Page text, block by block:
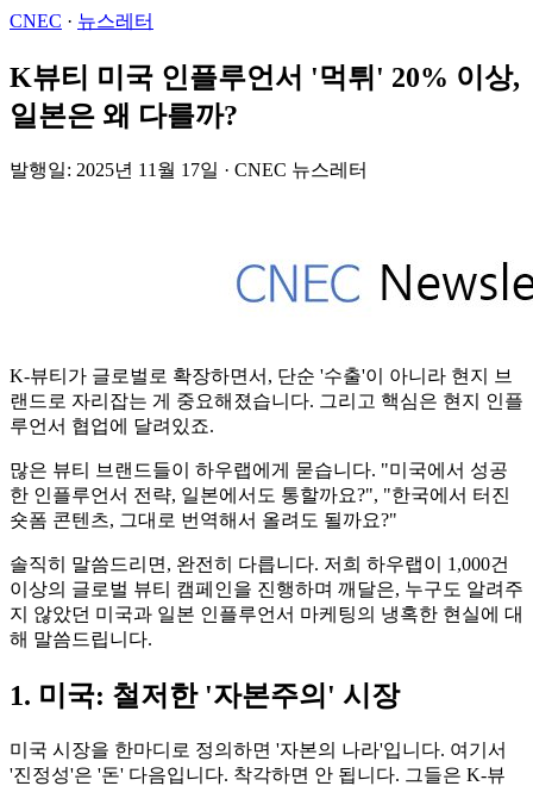
CNEC · 뉴스레터
K뷰티 미국 인플루언서 '먹튀' 20% 이상,
일본은 왜 다를까?
발행일: 2025년 11월 17일 · CNEC 뉴스레터
K-뷰티가 글로벌로 확장하면서, 단순 '수출'이 아니라 현지 브
랜드로 자리잡는 게 중요해졌습니다. 그리고 핵심은 현지 인플
루언서 협업에 달려있죠.
많은 뷰티 브랜드들이 하우랩에게 묻습니다. "미국에서 성공
한 인플루언서 전략, 일본에서도 통할까요?", "한국에서 터진
숏폼 콘텐츠, 그대로 번역해서 올려도 될까요?"
솔직히 말씀드리면, 완전히 다릅니다. 저희 하우랩이 1,000건
이상의 글로벌 뷰티 캠페인을 진행하며 깨달은, 누구도 알려주
지 않았던 미국과 일본 인플루언서 마케팅의 냉혹한 현실에 대
해 말씀드립니다.
1. 미국: 철저한 '자본주의' 시장
미국 시장을 한마디로 정의하면 '자본의 나라'입니다. 여기서
'진정성'은 '돈' 다음입니다. 착각하면 안 됩니다. 그들은 K-뷰